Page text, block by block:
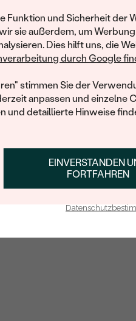
Funktion und Sicherheit der
sie außerdem, um Werbung
Dies hilft uns, die
durch Google
stimmen Sie der
anpassen und einzelne
und detaillierte Hinweise
EINVERSTANDEN
FORTFAHREN
seinen Besitzer
Sie uns bitte Ihre E-
SENDEN, WENN
ich, dass ich die
Werden Sie Teil
und entdecken Sie die
gefertigten Schmucks
Ihren ersten
ANMELDEN &
E-Mail-Adresse je bei uns in